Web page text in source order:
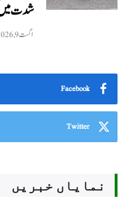
شدت
اگست 9, 2026
Facebook
Twitter
نمایاں خبریں